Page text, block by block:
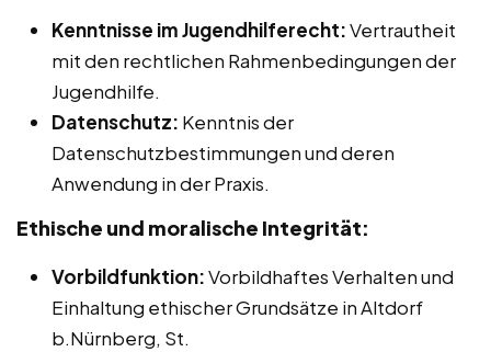
Kenntnisse im Jugendhilferecht:Vertrautheit
mit den rechtlichen Rahmenbedingungen der
Jugendhilfe.
Datenschutz: Kenntnis der
Datenschutzbestimmungen und deren
Anwendung in der Praxis.
Ethische und moralische Integrität:
Vorbildfunktion:Vorbildhaftes Verhalten und
Einhaltung ethischer Grundsätze in Altdorf
b.Nürnberg, St.